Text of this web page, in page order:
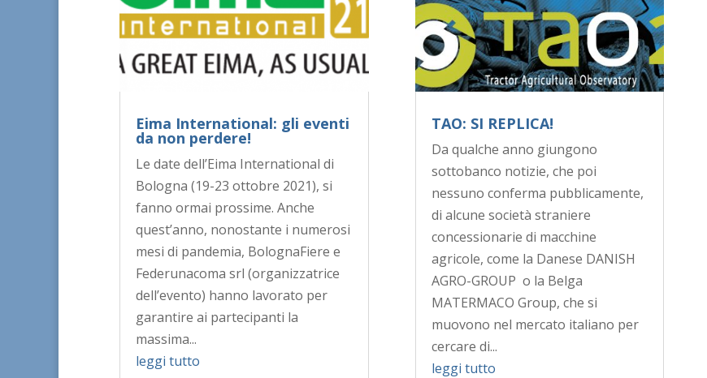
Eima International: gli eventi
da non perdere!
Le date dell’Eima International di
Bologna (19-23 ottobre 2021), si
fanno ormai prossime. Anche
quest’anno, nonostante i numerosi
mesi di pandemia, BolognaFiere e
Federunacoma srl (organizzatrice
dell’evento) hanno lavorato per
garantire ai partecipanti la
massima...
leggi tutto
TAO: SI REPLICA!
Da qualche anno giungono
sottobanco notizie, che poi
nessuno conferma pubblicamente,
di alcune società straniere
concessionarie di macchine
agricole, come la Danese DANISH
AGRO-GROUP o la Belga
MATERMACO Group, che si
muovono nel mercato italiano per
cercare di...
leggi tutto